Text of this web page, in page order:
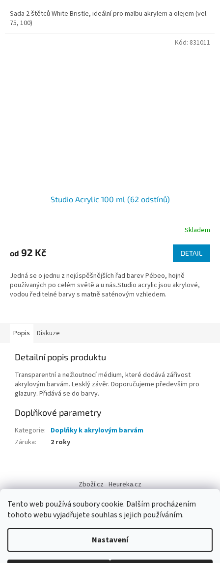
Tento web používá soubory cookie. Dalším procházením
tohoto webu vyjadřujete souhlas s jejich používáním.
Nastavení
Sada 2 štětců White Bristle, ideální pro malbu akrylem a olejem (vel.
75, 100)
Studio Acrylic 100 ml (62 odstínů)
Skladem
od 92 Kč DETAIL
Jedná se o jednu z nejúspěšnějších řad barev Pébeo, hojně
používaných po celém světě a u nás.Studio acrylic jsou akrylové,
vodou ředitelné barvy s matně saténovým vzhledem.
Kód: 831011
Popis Diskuze
Detailní popis produktu
Transparentní a nežloutnocí médium, které dodává zářivost
akrylovým barvám. Lesklý závěr. Doporučujeme především pro
glazury. Přidává se do barvy.
Doplňkové parametry
Kategorie: Doplňky k akrylovým barvám
Záruka: 2 roky
p
Zboží.cz Heureka.cz